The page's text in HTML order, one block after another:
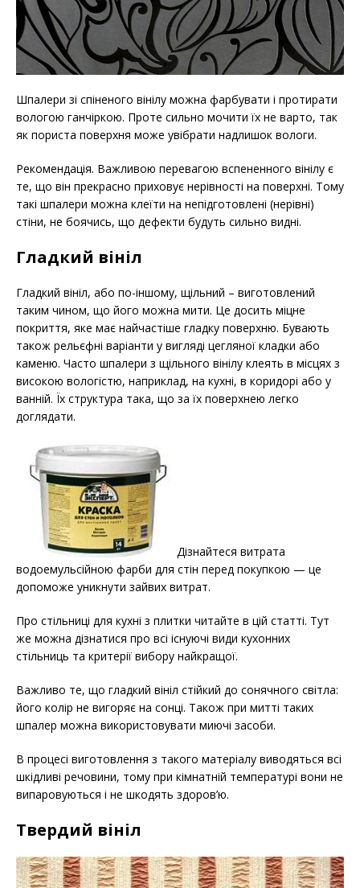
Шпалери зі спіненого вінілу можна фарбувати і протирати
вологою ганчіркою. Проте сильно мочити їх не варто, так
як пориста поверхня може увібрати надлишок вологи.
Рекомендація. Важливою перевагою вспененного вінілу є
те, що він прекрасно приховує нерівності на поверхні. Тому
такі шпалери можна клеїти на непідготовлені (нерівні)
стіни, не боячись, що дефекти будуть сильно видні.
Гладкий вініл
Гладкий вініл, або по-іншому, щільний – виготовлений
таким чином, що його можна мити. Це досить міцне
покриття, яке має найчастіше гладку поверхню. Бувають
також рельєфні варіанти у вигляді цегляної кладки або
каменю. Часто шпалери з щільного вінілу клеять в місцях з
високою вологістю, наприклад, на кухні, в коридорі або у
ванній. Їх структура така, що за їх поверхнею легко
доглядати.
Дізнайтеся витрата
водоемульсійною фарби для стін перед покупкою — це
допоможе уникнути зайвих витрат.
Про стільниці для кухні з плитки читайте в цій статті. Тут
же можна дізнатися про всі існуючі види кухонних
стільниць та критерії вибору найкращої.
Важливо те, що гладкий вініл стійкий до сонячного світла:
його колір не вигоряє на сонці. Також при митті таких
шпалер можна використовувати миючі засоби.
В процесі виготовлення з такого матеріалу виводяться всі
шкідливі речовини, тому при кімнатній температурі вони не
випаровуються і не шкодять здоров’ю.
Твердий вініл